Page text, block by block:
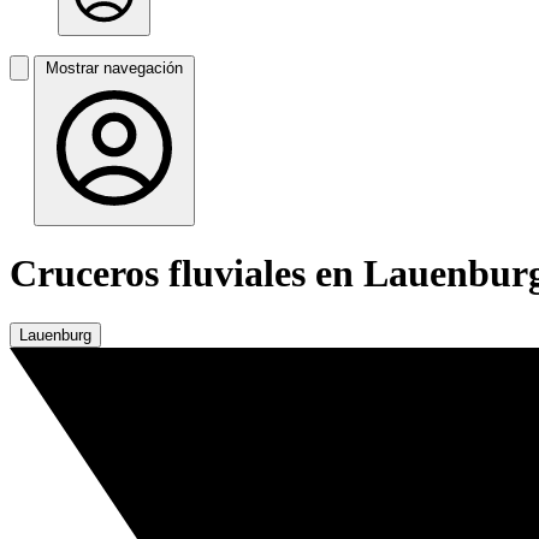
Mostrar navegación
Cruceros fluviales en
Lauenburg